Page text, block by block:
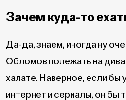
Зачем куда-то
Да-да, знаем, иногда ну
Обломов полежать на
халате. Наверное, если бы
интернет и сериалы, он бы